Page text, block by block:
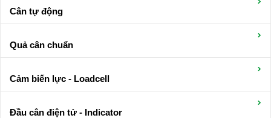
Cân tự động
Quả cân chuẩn
Cảm biến lực - Loadcell
Đầu cân điện tử - Indicator